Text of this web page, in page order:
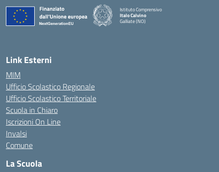
Istituto Comprensivo
Italo Calvino
Galliate (NO)
Link Esterni
MIM
Ufficio Scolastico Regionale
Ufficio Scolastico Territoriale
Scuola in Chiaro
Iscrizioni On Line
Invalsi
Comune
La Scuola